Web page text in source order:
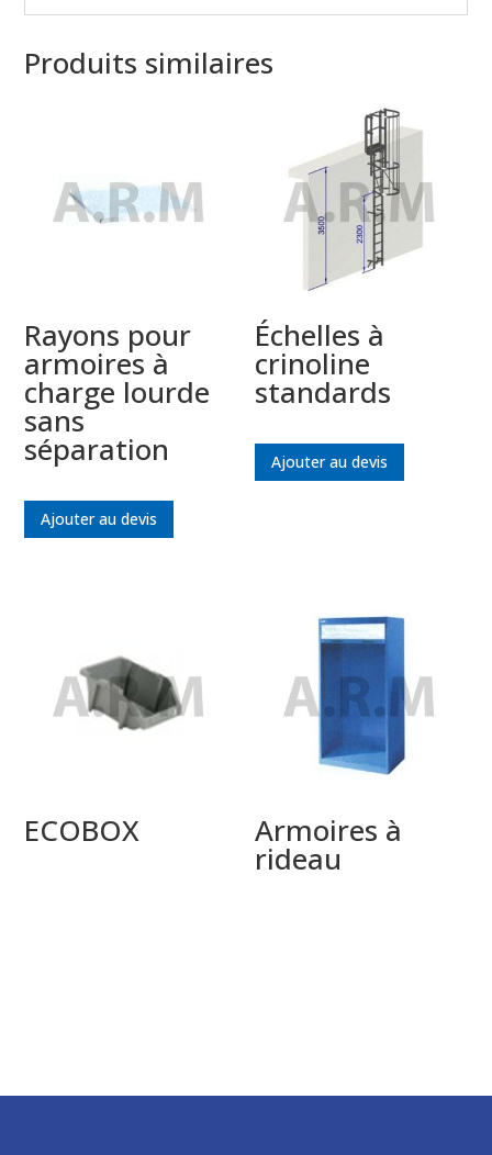
Produits similaires
Rayons pour
armoires à
charge lourde
sans
séparation
Ajouter au devis
Échelles à
crinoline
standards
Ajouter au devis
ECOBOX Armoires à
rideau